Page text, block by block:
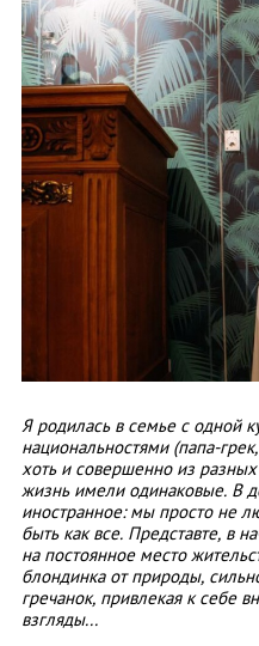
Я родилась в семье с одной
национальностями (папа-
хоть и совершенно из
жизнь имели одинаковые. В
иностранное: мы просто не
быть как все. Представте, в
на постоянное место
блондинка от природы,
гречанок, привлекая к себе
взгляды...